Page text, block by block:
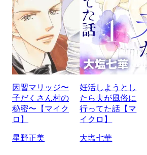
因習マリッジ〜
子だくさん村の
秘密〜【マイク
ロ】
星野正美
妊活しようとし
たら夫が風俗に
行ってた話【マ
イクロ】
大塩七華